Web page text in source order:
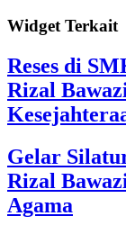
Widget Terkait
Reses di
Rizal
Gelar
Rizal
Agama